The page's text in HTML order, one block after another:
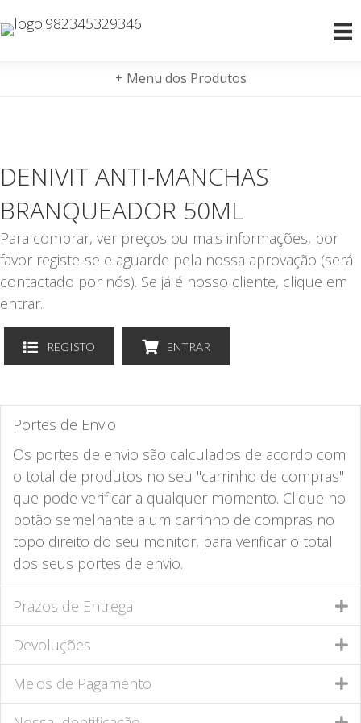
+ Menu dos Produtos
DENIVIT ANTI-MANCHAS
BRANQUEADOR 50ML
Para comprar, ver preços ou mais informações, por
favor registe-se e aguarde pela nossa aprovação (será
contactado por nós). Se já é nosso cliente, clique em
entrar.
REGISTO ENTRAR
Portes de Envio
Os portes de envio são calculados de acordo com
o total de produtos no seu "carrinho de compras"
que pode verificar a qualquer momento. Clique no
botão semelhante a um carrinho de compras no
topo direito do seu monitor, para verificar o total
dos seus portes de envio.
Prazos de Entrega
Devoluções
Meios de Pagamento